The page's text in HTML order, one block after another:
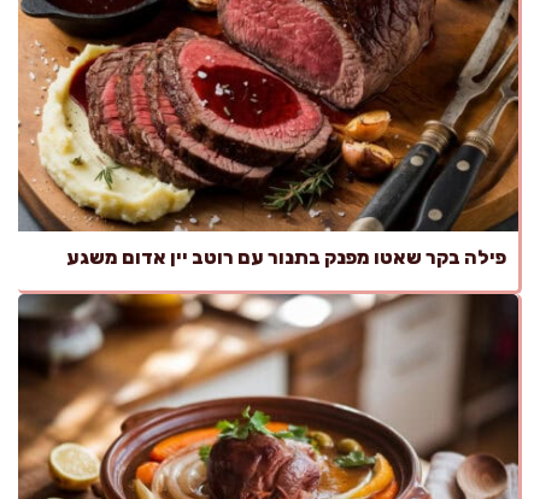
פילה בקר שאטו מפנק בתנור עם רוטב יין אדום משגע